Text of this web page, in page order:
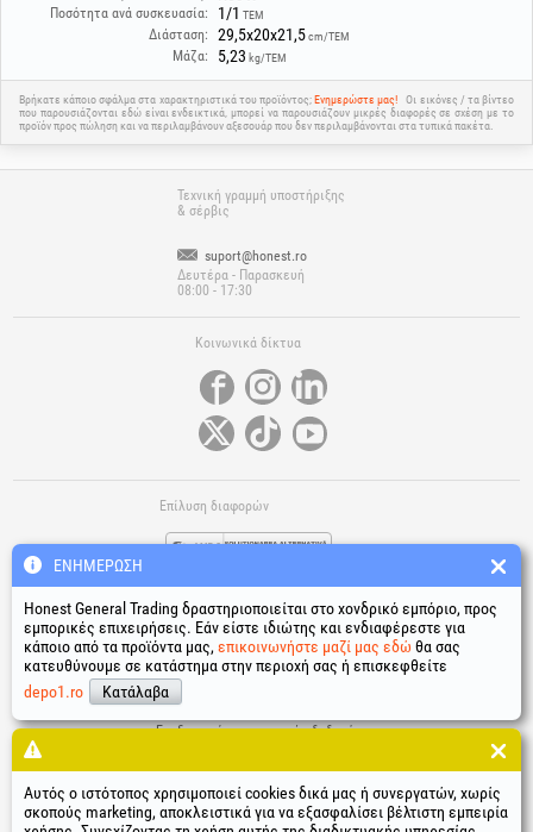
Ποσότητα ανά συσκευασία: 1/1 ΤΕΜ
Διάσταση: 29,5x20x21,5cm/ΤΕΜ
Μάζα: 5,23 kg/ΤΕΜ
Βρήκατε κάποιο σφάλμα στα χαρακτηριστικά του προϊόντος;Ενημερώστε μας!
Οι εικόνες / τα βίντεο
που παρουσιάζονται εδώ είναι ενδεικτικά, μπορεί να παρουσιάζουν μικρές διαφορές σε σχέση με το
προϊόν προς πώληση και να περιλαμβάνουν αξεσουάρ που δεν περιλαμβάνονται στα τυπικά πακέτα.
Τεχνική γραμμή υποστήριξης
& σέρβις
suport@honest.ro
Δευτέρα - Παρασκευή
08:00 - 17:30
Κοινωνικά δίκτυα
Επίλυση διαφορών
Χρήσιμοι σύνδεσμοι
Όροι και προϋποθέσεις
Επεξεργασία προσωπικών δεδομένων
Δεδομένα ταυτότητας της εταιρείας
Ηλεκτρονική επίλυση διαφορών
ΕΝΗΜΈΡΩΣΗ
Honest General Trading δραστηριοποιείται στο χονδρικό εμπόριο, προς
εμπορικές επιχειρήσεις. Εάν είστε ιδιώτης και ενδιαφέρεστε για
κάποιο από τα προϊόντα μας, επικοινωνήστε μαζί μας εδώ θα σας
κατευθύνουμε σε κατάστημα στην περιοχή σας ή επισκεφθείτε
depo1.ro
Κατάλαβα
Αυτός ο ιστότοπος χρησιμοποιεί cookies δικά μας ή συνεργατών, χωρίς
σκοπούς marketing, αποκλειστικά για να εξασφαλίσει βέλτιστη εμπειρία